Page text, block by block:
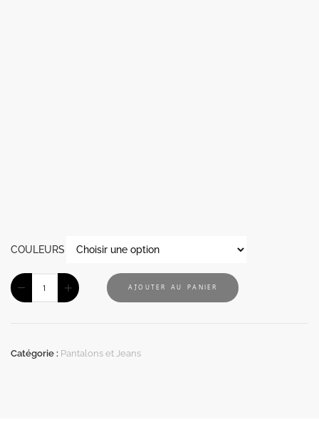
COULEURS
AJOUTER AU PANIER
Catégorie : Pantalons et Jeans